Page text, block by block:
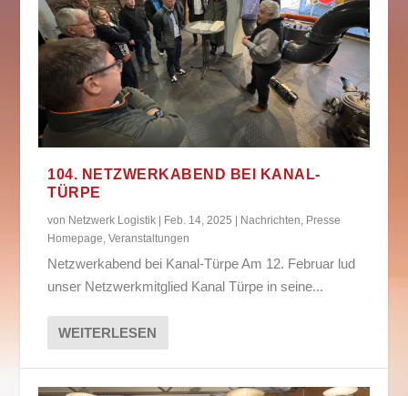
104. NETZWERKABEND BEI KANAL-
TÜRPE
von Netzwerk Logistik Feb. 14, 2025 Nachrichten, Presse
Homepage,Veranstaltungen
Netzwerkabend bei Kanal-Türpe Am 12. Februar lud
unser Netzwerkmitglied Kanal Türpe in seine...
WEITERLESEN